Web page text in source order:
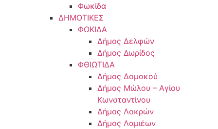
Φωκίδα
ΔΗΜΟΤΙΚΕΣ
ΦΩΚΙΔΑ
Δήμος Δελφών
Δήμος Δωρίδος
ΦΘΙΩΤΙΔΑ
Δήμος Δομοκού
Δήμος Μώλου – Αγίου
Κωνσταντίνου
Δήμος Λοκρών
Δήμος Λαμιέων